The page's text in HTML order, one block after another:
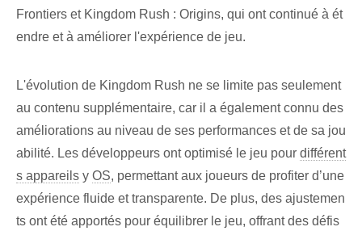
Frontiers et Kingdom Rush : Origins, qui ont continué à ét
endre et à améliorer l'expérience de jeu.
L'évolution de Kingdom Rush ne se limite pas seulement
au contenu supplémentaire, car il a également connu des
améliorations au niveau de ses performances et de sa jou
abilité. Les développeurs ont optimisé le jeu pour différent
s appareils y OS, permettant aux joueurs de profiter d’une
expérience fluide et transparente. De plus, des ajustemen
ts ont été apportés pour équilibrer le jeu, offrant des défis